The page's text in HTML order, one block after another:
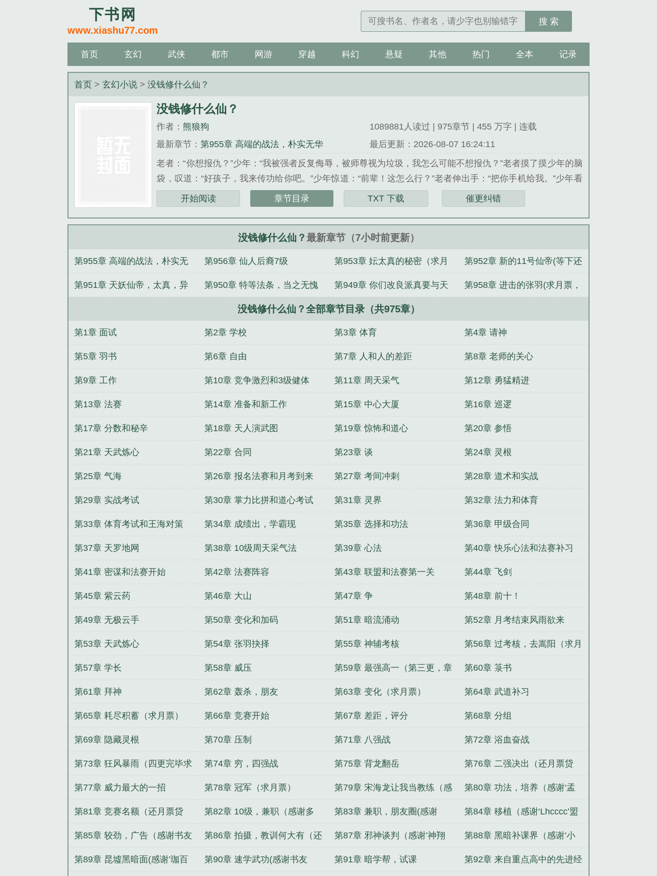
下书网
www.xiashu77.com
搜 索
首页 玄幻 武侠 都市 网游 穿越 科幻 悬疑 其他 热门 全本 记录
首页 >玄幻小说 >没钱修什么仙？
没钱修什么仙？
作者： 熊狼狗
1089881人读过 | 975章节 | 455 万字 | 连载
最新章节：第955章 高端的战法，朴实无华
最后更新：2026-08-07 16:24:11
老者：“你想报仇？”少年：“我被强者反复侮辱，被师尊视为垃圾，我怎么可能不想报仇？”老者摸了摸少年的脑
袋，叹道：“好孩子，我来传功给你吧。”少年惊道：“前辈！这怎么行？”老者伸出手：“把你手机给我。”少年看
着手机上的变化，震惊道：“前辈！这哪里来的百年功力？”老者微微一笑：“好孩子，这是你在天庭的备用功
力，以后急用的时候随用随取，别再被人侮辱了。”少年皱眉：“这不是法力贷吗？我怕…...
《没钱修什么仙？》是熊狼狗精心创作的玄幻小说。
开始阅读 章节目录 TXT 下载 催更纠错
没钱修什么仙？最新章节（7小时前更新）
第955章 高端的战法，朴实无
华
第956章 仙人后裔7级
（6700+，求月票）
第953章 妘太真的秘密（求月
票，今日共1.1w+）
第952章 新的11号仙帝(等下还
有一章)（
第951章 天妖仙帝，太真，异 第950章 特等法条，当之无愧 第949章 你们改良派真要与天
下人为敌？(感谢“折采”打赏的
盟主)
第958章 进击的张羽(求月票，
没钱修什么仙？全部章节目录（共975章）
第1章 面试 第2章 学校 第3章 体育 第4章 请神
第5章 羽书 第6章 自由 第7章 人和人的差距 第8章 老师的关心
第9章 工作 第10章 竞争激烈和3级健体 第11章 周天采气 第12章 勇猛精进
第13章 法赛 第14章 准备和新工作 第15章 中心大厦 第16章 巡逻
第17章 分数和秘辛 第18章 天人演武图 第19章 惊怖和道心 第20章 参悟
第21章 天武炼心 第22章 合同 第23章 谈 第24章 灵根
第25章 气海 第26章 报名法赛和月考到来 第27章 考间冲刺 第28章 道术和实战
第29章 实战考试 第30章 掌力比拼和道心考试 第31章 灵界 第32章 法力和体育
第33章 体育考试和王海对策 第34章 成绩出，学霸现 第35章 选择和功法 第36章 甲级合同
第37章 天罗地网 第38章 10级周天采气法 第39章 心法 第40章 快乐心法和法赛补习
第41章 密谋和法赛开始 第42章 法赛阵容 第43章 联盟和法赛第一关 第44章 飞剑
第45章 紫云药 第46章 大山 第47章 争 第48章 前十！
第49章 无极云手 第50章 变化和加码 第51章 暗流涌动 第52章 月考结束风雨欲来
第53章 天武炼心 第54章 张羽抉择 第55章 神辅考核 第56章 过考核，去嵩阳（求月
票）
第57章 学长 第58章 威压 第59章 最强高一（第三更，章
节贷）
第60章 箓书
第61章 拜神 第62章 轰杀，朋友 第63章 变化（求月票） 第64章 武道补习
第65章 耗尽积蓄（求月票） 第66章 竞赛开始 第67章 差距，评分 第68章 分组
第69章 隐藏灵根 第70章 压制 第71章 八强战 第72章 浴血奋战
第73章 狂风暴雨（四更完毕求
月票）
第74章 穷，四强战 第75章 背龙翻岳 第76章 二强决出（还月票贷
1）
第77章 威力最大的一招 第78章 冠军（求月票） 第79章 宋海龙让我当教练（感
谢‘与太郎’盟主）
第80章 功法，培养（感谢‘孟
椰椰’盟主）
第81章 竞赛名额（还月票贷
2）
第82章 10级，兼职（感谢多
佛朗铭哥盟主）
第83章 兼职，朋友圈(感谢
Cruzer盟主)
第84章 移植（感谢‘Lhcccc’盟
主）
第85章 较劲，广告（感谢书友
20171123095745156盟主
第86章 拍摄，教训何大有（还
月票贷3）
第87章 邪神谈判（感谢’神翔
九苍盟主）
第88章 黑暗补课界（感谢’小
虎很困’盟主）
第89章 昆墟黑暗面(感谢’珈百 第90章 速学武功(感谢书友 第91章 暗学帮，试课 第92章 来自重点高中的先进经